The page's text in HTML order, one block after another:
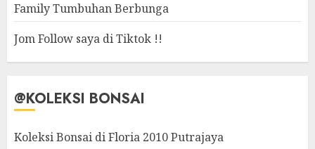
Family Tumbuhan Berbunga
Jom Follow saya di Tiktok !!
@KOLEKSI BONSAI
Koleksi Bonsai di Floria 2010 Putrajaya